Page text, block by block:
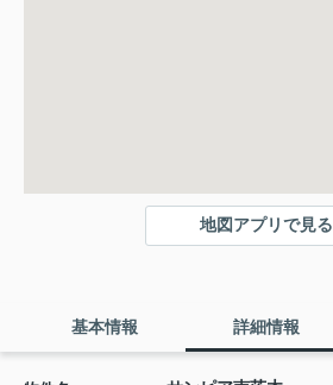
地図アプリで見る
基本情報 詳細情報